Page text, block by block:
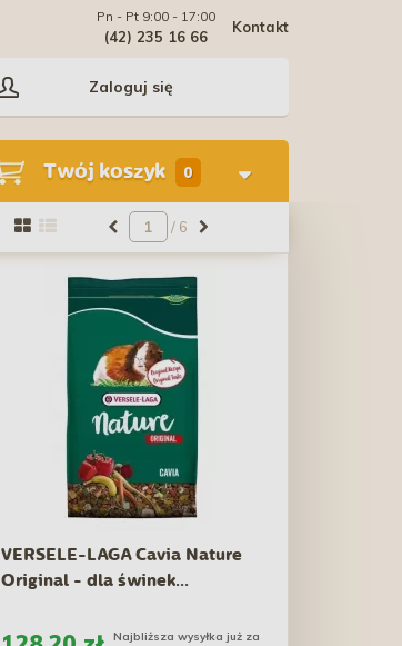
Kontakt
Pn - Pt 9:00 - 17:00
(42) 235 16 66
Zaloguj się
Twój koszyk 0
/ 6
VERSELE-LAGA Cavia Nature
Original - dla świnek...
Najbliższa wysyłka już za